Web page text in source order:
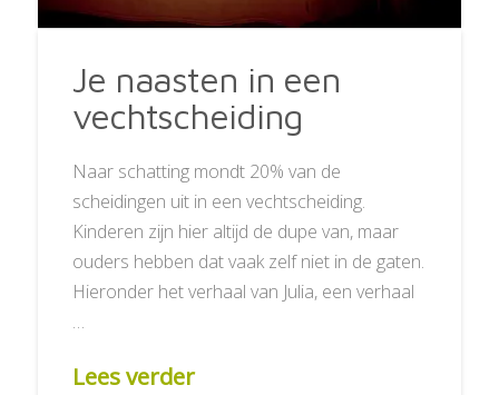
Je naasten in een
vechtscheiding
Naar schatting mondt 20% van de
scheidingen uit in een vechtscheiding.
Kinderen zijn hier altijd de dupe van, maar
ouders hebben dat vaak zelf niet in de gaten.
Hieronder het verhaal van Julia, een verhaal
…
Lees verder